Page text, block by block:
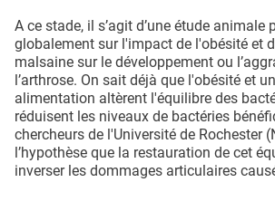
A ce stade, il s’agit d’une étude animale
globalement sur l'impact de l'obésité et
malsaine sur le développement ou
l’arthrose. On sait déjà que l'obésité et
alimentation altèrent l'équilibre des
réduisent les niveaux de bactéries
chercheurs de l'Université de Rochester
l’hypothèse que la restauration de cet
inverser les dommages articulaires